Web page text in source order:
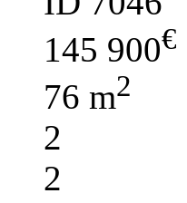
145 900€
76 m2
2
2